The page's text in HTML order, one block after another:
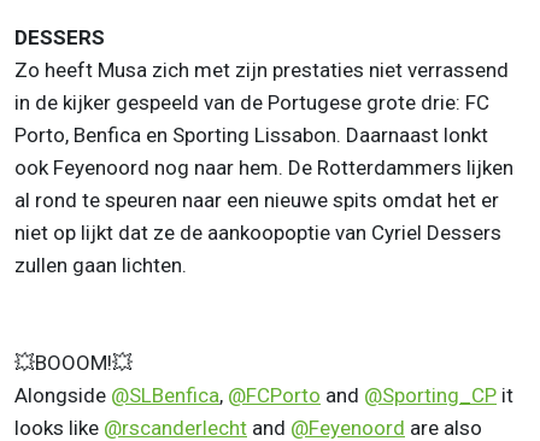
DESSERS
Zo heeft Musa zich met zijn prestaties niet verrassend
in de kijker gespeeld van de Portugese grote drie: FC
Porto, Benfica en Sporting Lissabon. Daarnaast lonkt
ook Feyenoord nog naar hem. De Rotterdammers lijken
al rond te speuren naar een nieuwe spits omdat het er
niet op lijkt dat ze de aankoopoptie van Cyriel Dessers
zullen gaan lichten.
💥BOOOM!💥
Alongside @SLBenfica, @FCPorto and @Sporting_CP it
looks like @rscanderlecht and @Feyenoord are also